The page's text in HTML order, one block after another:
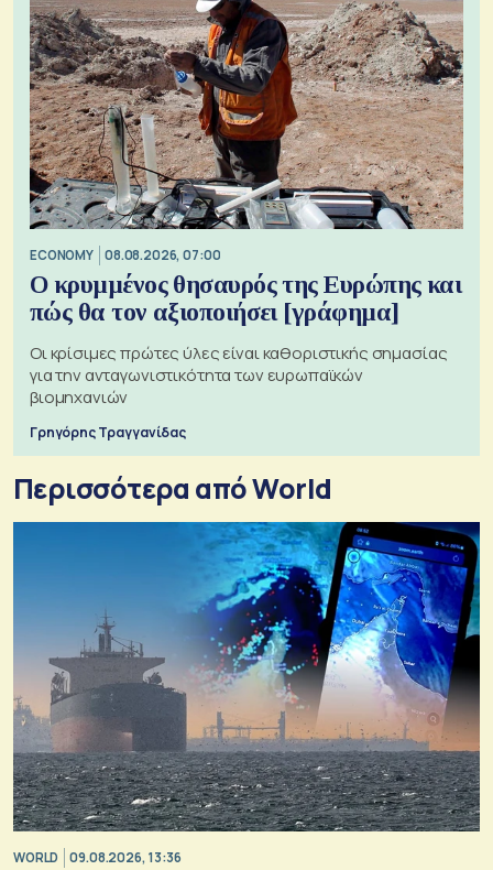
ECONOMY 08.08.2026, 07:00
Ο κρυμμένος θησαυρός της Ευρώπης και
πώς θα τον αξιοποιήσει [γράφημα]
Οι κρίσιμες πρώτες ύλες είναι καθοριστικής σημασίας
για την ανταγωνιστικότητα των ευρωπαϊκών
βιομηχανιών
Γρηγόρης Τραγγανίδας
Περισσότερα από World
WORLD 09.08.2026, 13:36